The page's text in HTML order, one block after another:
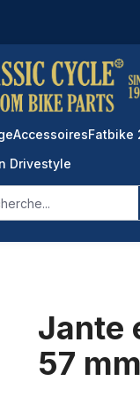
AccessoiresFatbike
Drivestyle
Jante
57